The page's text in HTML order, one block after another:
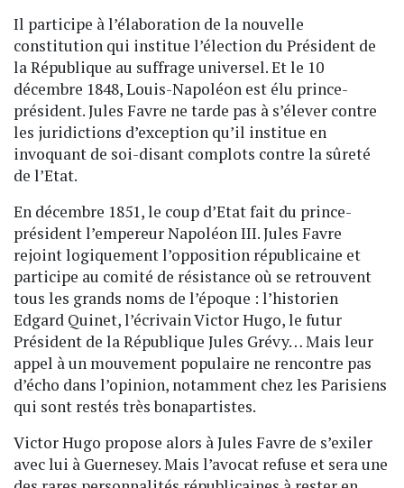
Il participe à l’élaboration de la nouvelle
constitution qui institue l’élection du Président de
la République au suffrage universel. Et le 10
décembre 1848, Louis-Napoléon est élu prince-
président. Jules Favre ne tarde pas à s’élever contre
les juridictions d’exception qu’il institue en
invoquant de soi-disant complots contre la sûreté
de l’Etat.
En décembre 1851, le coup d’Etat fait du prince-
président l’empereur Napoléon III. Jules Favre
rejoint logiquement l’opposition républicaine et
participe au comité de résistance où se retrouvent
tous les grands noms de l’époque : l’historien
Edgard Quinet, l’écrivain Victor Hugo, le futur
Président de la République Jules Grévy… Mais leur
appel à un mouvement populaire ne rencontre pas
d’écho dans l’opinion, notamment chez les Parisiens
qui sont restés très bonapartistes.
Victor Hugo propose alors à Jules Favre de s’exiler
avec lui à Guernesey. Mais l’avocat refuse et sera une